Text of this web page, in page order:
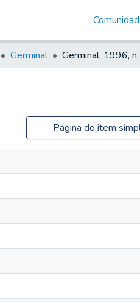
Germinal Germinal, 1996,
Página do item